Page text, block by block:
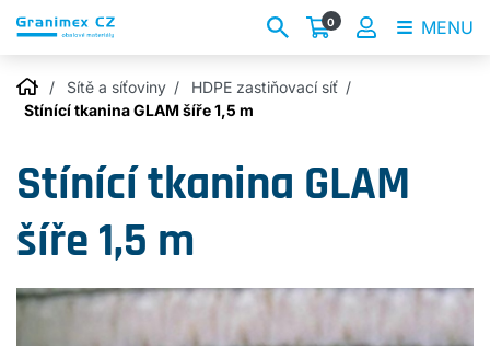
Sítě a síťoviny
HDPE zastiňovací síť
Stínící tkanina GLAM šíře 1,5 m
Stínící tkanina GLAM
šíře 1,5 m
0 MENU